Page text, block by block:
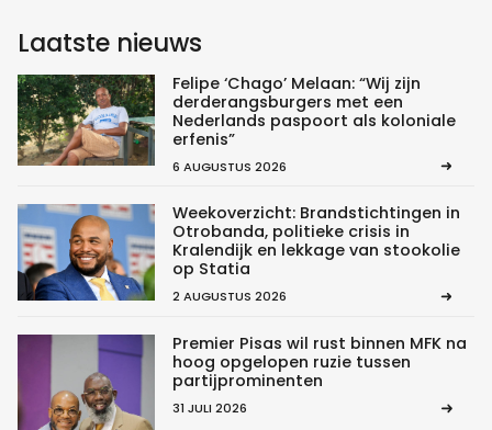
Laatste nieuws
Felipe ‘Chago’ Melaan: “Wij zijn
derderangsburgers met een
Nederlands paspoort als koloniale
erfenis”
6 AUGUSTUS 2026
Weekoverzicht: Brandstichtingen in
Otrobanda, politieke crisis in
Kralendijk en lekkage van stookolie
op Statia
2 AUGUSTUS 2026
Premier Pisas wil rust binnen MFK na
hoog opgelopen ruzie tussen
partijprominenten
31 JULI 2026